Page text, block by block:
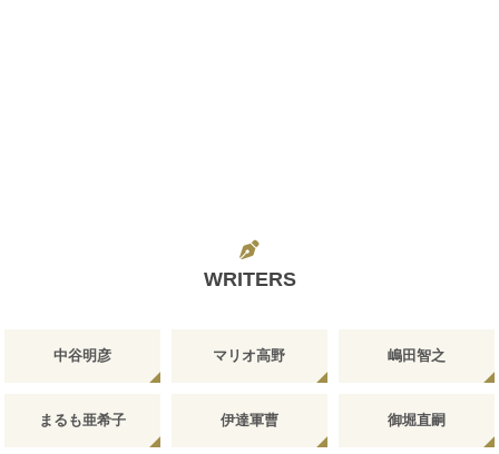
WRITERS
中谷明彦 マリオ高野 嶋田智之
まるも亜希子 伊達軍曹 御堀直嗣